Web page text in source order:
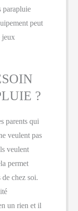
parapluie
peut
jeux
?
parents qui
veulent pas
veulent
permet
de chez soi.
un rien et il